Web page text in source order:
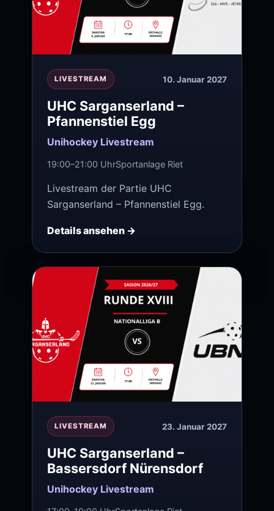
LIVESTREAM 10. Januar 2027
UHC Sarganserland –
Pfannenstiel Egg
Unihockey Livestream
19:00–21:00 UhrSportanlage Riet
Livestream der Partie UHC
Sarganserland – Pfannenstiel Egg.
Details ansehen →
LIVESTREAM 23. Januar 2027
UHC Sarganserland –
Bassersdorf Nürensdorf
Unihockey Livestream